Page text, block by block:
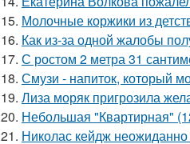
15. Молочные коржики из
16. Как из-за одной жалобы
17. С ростом 2 метра 31
18. Смузи - напиток, который
19. Лиза моряк пригрозила
20. Небольшая "Квартирная"
21. Николас кейдж